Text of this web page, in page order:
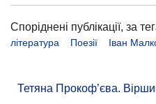
Споріднені публікації, за
література
Поезії Іван
Тетяна Прокоф’єва.